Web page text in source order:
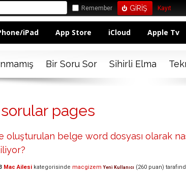
Remember Kayıt
iPad App Store iCloud Apple Tv
Bir Soru Sor Sihirli Elma
pages
oluşturulan belge word dosyası olarak
Mac Ailesi kategorisinde macgizem Yeni Kullanıcı (260 puan)